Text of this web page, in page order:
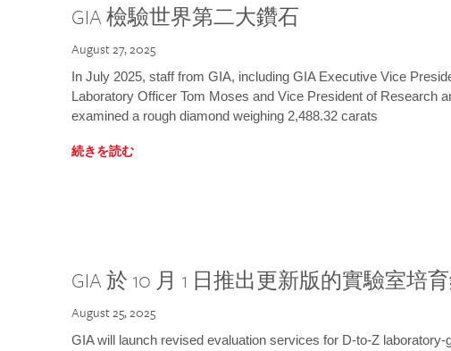
GIA 檢驗世界第二大鑽石
August 27, 2025
In July 2025, staff from GIA, including GIA Executive Vice
Laboratory Officer Tom Moses and Vice President of Research
examined a rough diamond weighing 2,488.32 carats
続きを読む
GIA 於 10 月 1 日推出更新版的實驗室培
August 25, 2025
GIA will launch revised evaluation services for D-to-Z